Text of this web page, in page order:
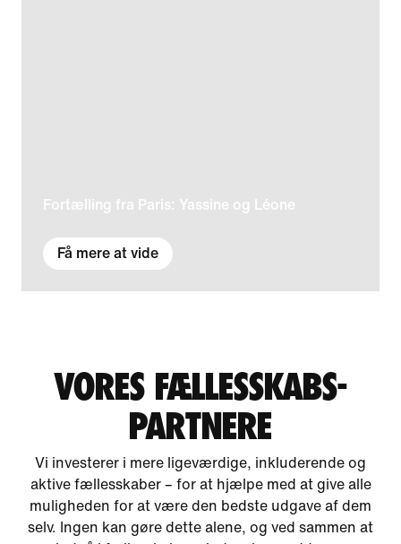
Fortælling fra Paris: Yassine og Léone
Få mere at vide
VORES FÆLLESSKABS-
PARTNERE
Vi investerer i mere ligeværdige, inkluderende og
aktive fællesskaber – for at hjælpe med at give alle
muligheden for at være den bedste udgave af dem
selv. Ingen kan gøre dette alene, og ved sammen at